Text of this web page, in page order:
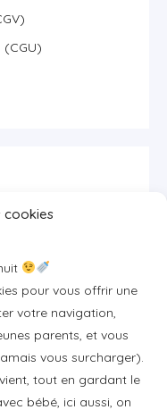
cookies
pour vous offrir une
votre navigation,
parents, et vous
vous surcharger).
tout en gardant le
bébé, ici aussi, on